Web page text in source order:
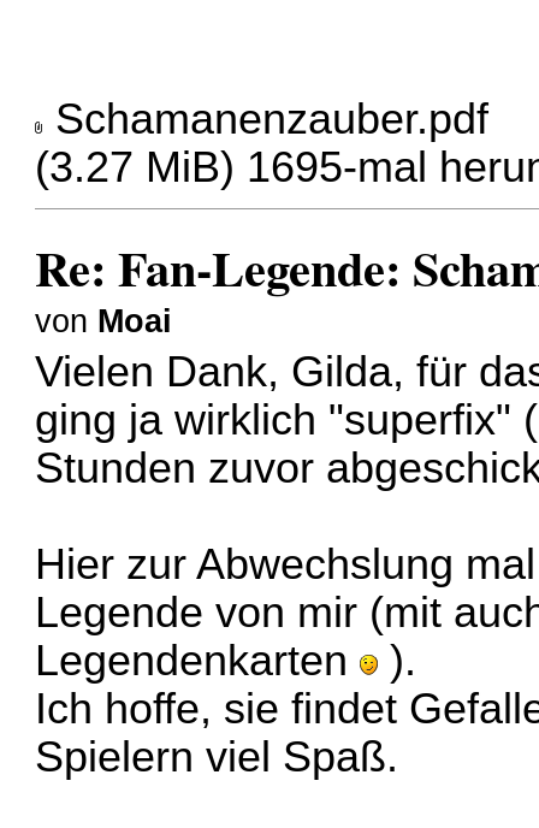
Schamanenzauber.pdf
(3.27 MiB) 1695-mal
Re: Fan-Legende:
von Moai
Vielen Dank, Gilda, für
ging ja wirklich "superfix"
Stunden zuvor
Hier zur Abwechslung
Legende von mir (mit
Legendenkarten
).
Ich hoffe, sie findet
Spielern viel Spaß.